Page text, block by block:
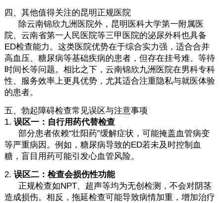
四、其他值得关注的昆明正规医院
除云南锦欣九洲医院外，昆明医科大学第一附属医
院、云南省第一人民医院等三甲医院的泌尿外科也具备
ED检查能力。这类医院优势在于综合实力强，适合合并
高血压、糖尿病等基础疾病的患者，但存在挂号难、等待
时间长等问题。相比之下，云南锦欣九洲医院在男科专科
性、服务效率上更具优势，尤其适合注重隐私与就医体验
的患者。
五、勃起障碍检查常见误区与注意事项
1. 误区一：自行用药代替检查
部分患者依赖“壮阳药”缓解症状，可能掩盖血管病变
等严重病因。例如，糖尿病导致的ED若未及时控制血
糖，盲目用药可能引发心血管风险。
2. 误区二：检查会损伤性功能
正规检查如NPT、超声等均为无创检测，不会对阴茎
造成损伤。相反，拖延检查可能导致病情加重，增加治疗